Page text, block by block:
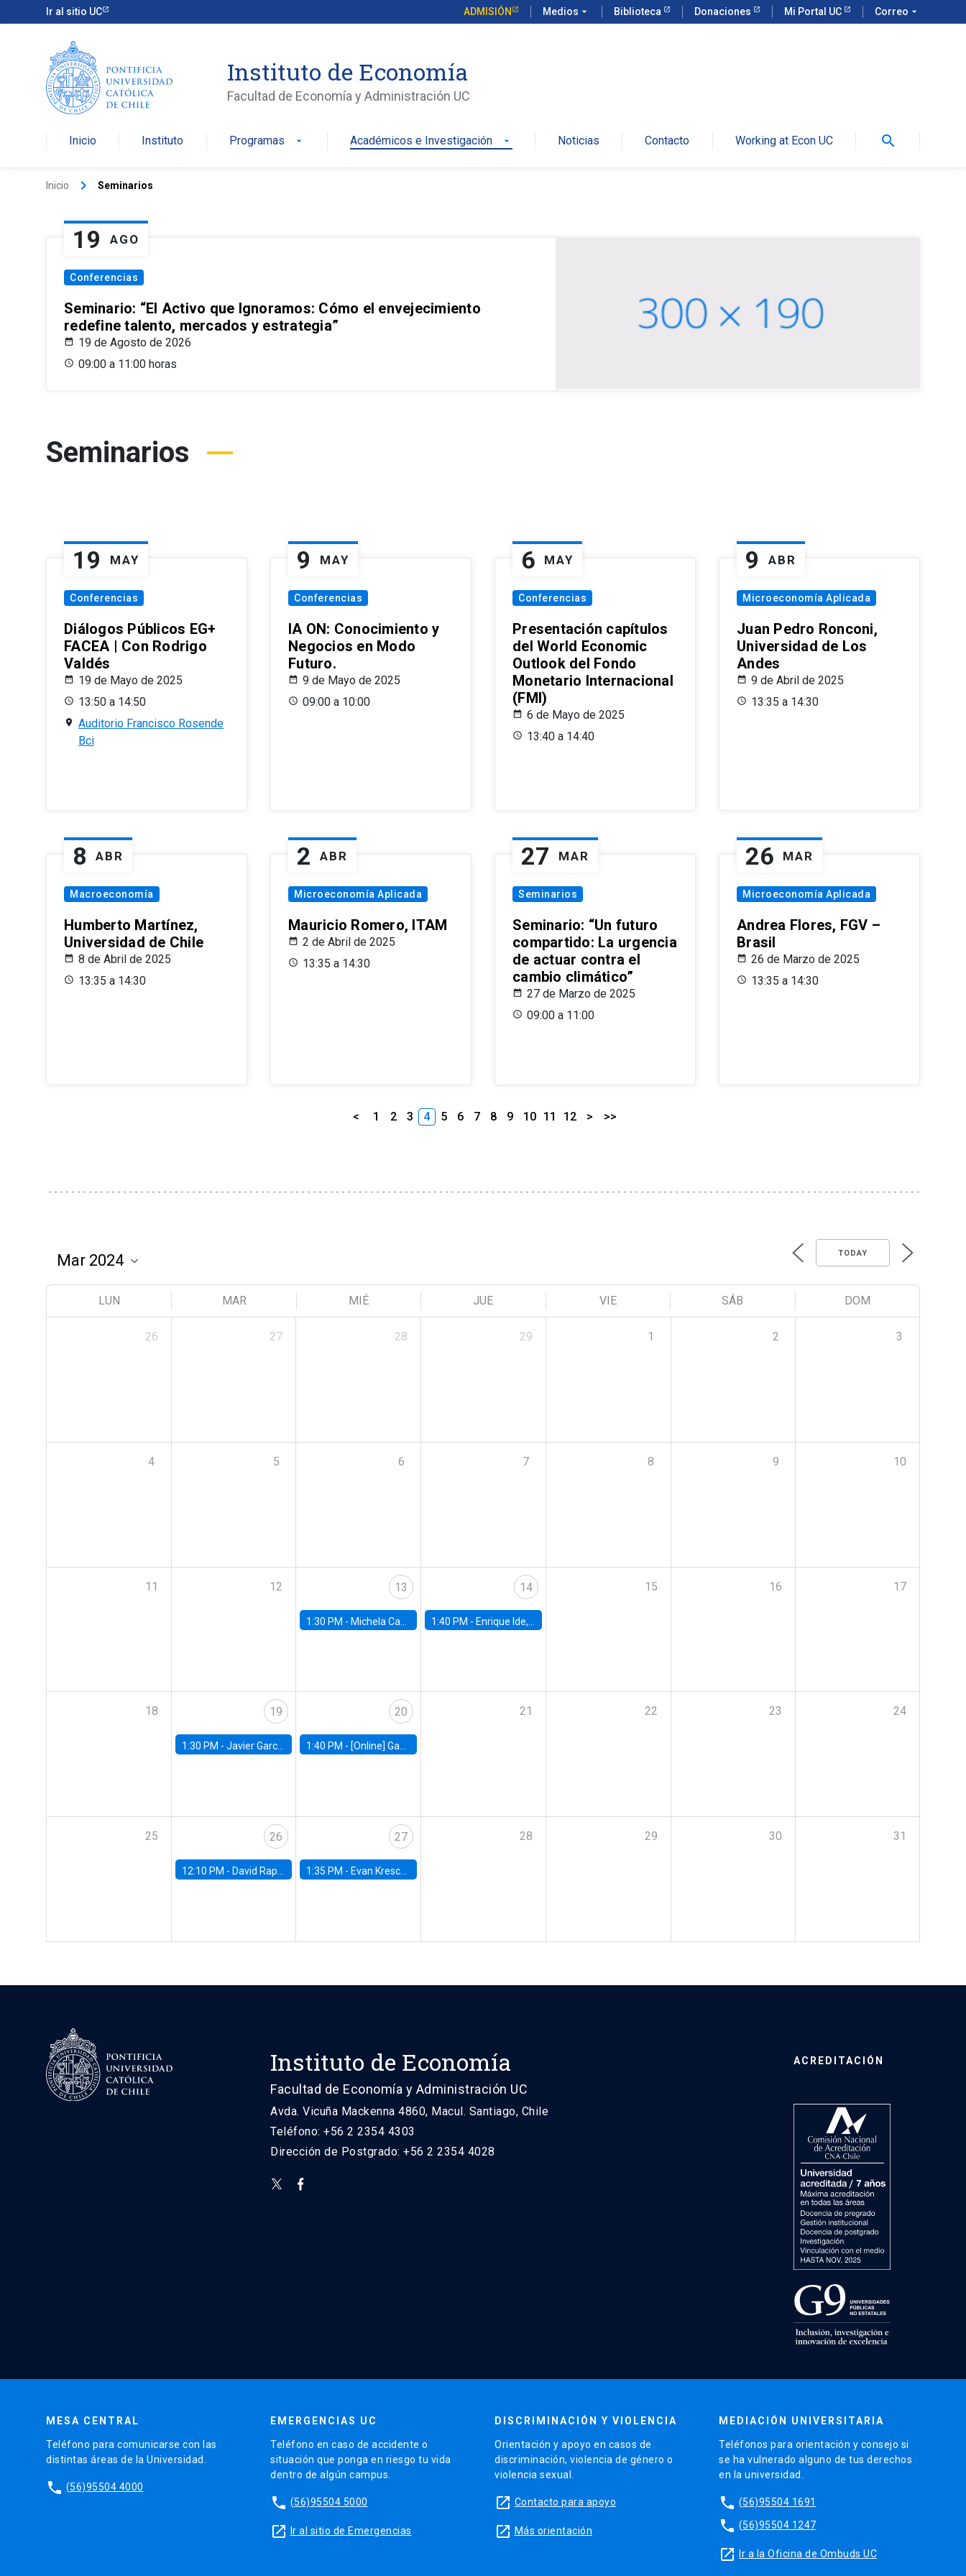
Ir al sitio UC ADMISIÓN Medios arrow_drop_down Biblioteca Donaciones Mi Portal UC Correo arrow_drop_down
Instituto de Economía
Facultad de Economía y Administración UC
Inicio Instituto Programas arrow_drop_down Académicos e Investigación arrow_drop_down Noticias Contacto Working at Econ UC search
Inicio keyboard_arrow_right Seminarios
19 AGO
Conferencias
Seminario: “El Activo que Ignoramos: Cómo el envejecimiento
redefine talento, mercados y estrategia”
19 de Agosto de 2026
09:00 a 11:00 horas
Seminarios
19 MAY
Conferencias
Diálogos Públicos EG+
FACEA | Con Rodrigo
Valdés
19 de Mayo de 2025
13:50 a 14:50
Auditorio Francisco Rosende
Bci
9 MAY
Conferencias
IA ON: Conocimiento y
Negocios en Modo
Futuro.
9 de Mayo de 2025
09:00 a 10:00
6 MAY
Conferencias
Presentación capítulos
del World Economic
Outlook del Fondo
Monetario Internacional
(FMI)
6 de Mayo de 2025
13:40 a 14:40
9 ABR
Microeconomía Aplicada
Juan Pedro Ronconi,
Universidad de Los
Andes
9 de Abril de 2025
13:35 a 14:30
8 ABR
Macroeconomía
Humberto Martínez,
Universidad de Chile
8 de Abril de 2025
13:35 a 14:30
2 ABR
Microeconomía Aplicada
Mauricio Romero, ITAM
2 de Abril de 2025
13:35 a 14:30
27 MAR
Seminarios
Seminario: “Un futuro
compartido: La urgencia
de actuar contra el
cambio climático”
27 de Marzo de 2025
09:00 a 11:00
26 MAR
Microeconomía Aplicada
Andrea Flores, FGV –
Brasil
26 de Marzo de 2025
13:35 a 14:30
< 1 2 3 4 5 6 7 8 9 10 11 12 > >>
TODAY
LUN MAR MIÉ JUE VIE SÁB DOM
26 27 28 29 1 2 3
4 5 6 7 8 9 10
11 12 13
1:30 PM - Michela Carlana, Harvard Kennedy School
14
1:40 PM - Enrique Ide, IESE
15 16 17
18 19
1:30 PM - Javier Garcia Cicco, Universidad de San Andres
20
1:40 PM - [Online] Gabriel Englander, World Bank
21 22 23 24
25 26
12:10 PM - David Rappoport, FED Board
27
1:35 PM - Evan Kresch, Oberlin College
28 29 30 31
Instituto de Economía
Facultad de Economía y Administración UC
Avda. Vicuña Mackenna 4860, Macul. Santiago, Chile
Teléfono: +56 2 2354 4303
Dirección de Postgrado: +56 2 2354 4028
ACREDITACIÓN
MESA CENTRAL
Teléfono para comunicarse con las
distintas áreas de la Universidad.
phone (56)95504 4000
EMERGENCIAS UC
Teléfono en caso de accidente o
situación que ponga en riesgo tu vida
dentro de algún campus.
phone (56)95504 5000
launch Ir al sitio de Emergencias
DISCRIMINACIÓN Y VIOLENCIA
Orientación y apoyo en casos de
discriminación, violencia de género o
violencia sexual.
launch Contacto para apoyo
launch Más orientación
MEDIACIÓN UNIVERSITARIA
Teléfonos para orientación y consejo si
se ha vulnerado alguno de tus derechos
en la universidad.
phone (56)95504 1691
phone (56)95504 1247
launch Ir a la Oficina de Ombuds UC